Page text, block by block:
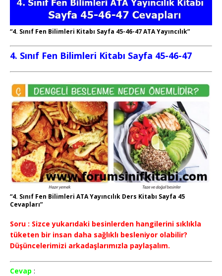
“4. Sınıf Fen Bilimleri Kitabı Sayfa 45-46-47 ATA Yayıncılık”
4. Sınıf Fen Bilimleri Kitabı Sayfa 45-46-47
“4. Sınıf Fen Bilimleri ATA Yayıncılık Ders Kitabı Sayfa 45
Cevapları”
Soru : Sizce yukarıdaki besinlerden hangilerini sıklıkla
tüketen bir insan daha sağlıklı besleniyor olabilir?
Düşüncelerimizi arkadaşlarımızla paylaşalım.
Cevap :